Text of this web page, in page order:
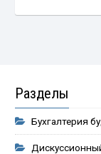
Разделы
Бухгалтерия